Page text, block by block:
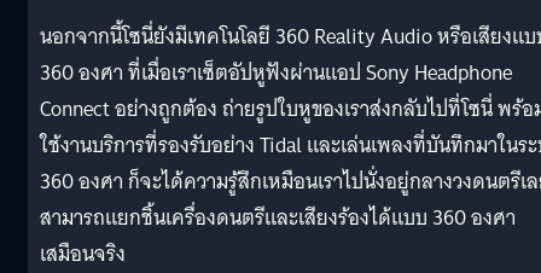
นอกจากนี้โซนี่ยังมีเทคโนโลยี 360 Reality Audio หรือเสียงแ
360 องศา ที่เมื่อเราเซ็ตอัปหูฟังผ่านแอป Sony Headphone
Connect อย่างถูกต้อง ถ่ายรูปใบหูของเราส่งกลับไปที่โซนี่ พร้อ
ใช้งานบริการที่รองรับอย่าง Tidal และเล่นเพลงที่บันทึกมาในร
360 องศา ก็จะได้ความรู้สึกเหมือนเราไปนั่งอยู่กลางวงดนตรีเ
สามารถแยกชิ้นเครื่องดนตรีและเสียงร้องได้แบบ 360 องศา
เสมือนจริง